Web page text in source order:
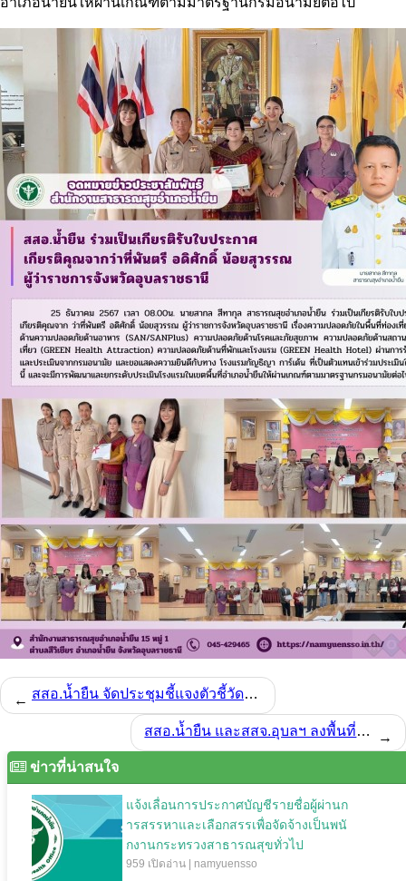
← สสอ.น้ำยืน จัดประชุมชี้แจงตัวชี้วัด Ranking ปีงบประมาณ 2568
สสอ.น้ำยืน และสสจ.อุบลฯ ลงพื้นที่เตรียมความพร้อมงานหน่วยแพทย์พระราชทาน โรงพยาบาลจุฬาภรณ์ ณ โรงเรียนโดมประดิษฐ์วิทยา
→
ข่าวที่น่าสนใจ
แจ้งเลื่อนการประกาศบัญชีรายชื่อผู้ผ่านก
ารสรรหาและเลือกสรรเพื่อจัดจ้างเป็นพนั
กงานกระทรวงสาธารณสุขทั่วไป
959 เปิดอ่าน | namyuensso